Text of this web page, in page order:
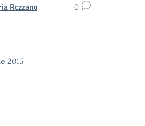
Rozzano 0
2015